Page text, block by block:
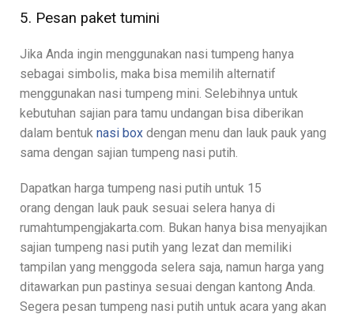
5. Pesan paket tumini
Jika Anda ingin menggunakan nasi tumpeng hanya
sebagai simbolis, maka bisa memilih alternatif
menggunakan nasi tumpeng mini. Selebihnya untuk
kebutuhan sajian para tamu undangan bisa diberikan
dalam bentuk nasi box dengan menu dan lauk pauk yang
sama dengan sajian tumpeng nasi putih.
Dapatkan harga tumpeng nasi putih untuk 15
orang dengan lauk pauk sesuai selera hanya di
rumahtumpengjakarta.com. Bukan hanya bisa menyajikan
sajian tumpeng nasi putih yang lezat dan memiliki
tampilan yang menggoda selera saja, namun harga yang
ditawarkan pun pastinya sesuai dengan kantong Anda.
Segera pesan tumpeng nasi putih untuk acara yang akan